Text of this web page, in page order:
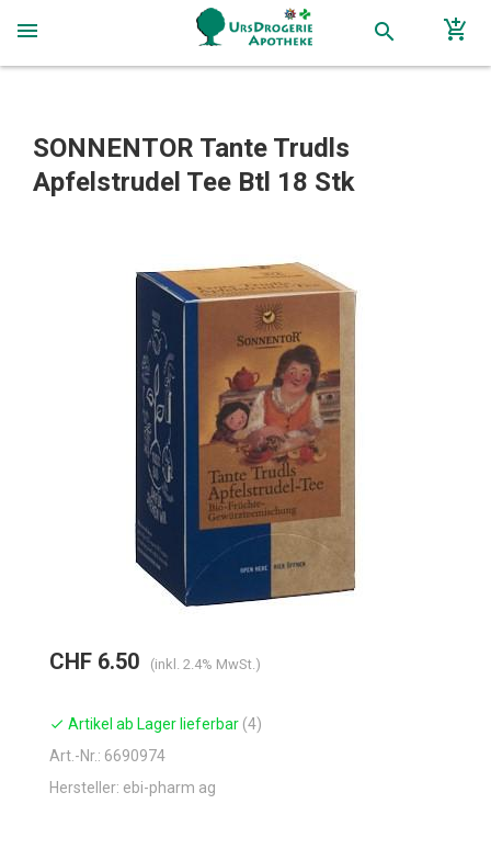
menu search add_shopping_cart
SONNENTOR Tante Trudls
Apfelstrudel Tee Btl 18 Stk
CHF 6.50 (inkl. 2.4% MwSt.)
check Artikel ab Lager lieferbar (4)
Art.-Nr.: 6690974
Hersteller: ebi-pharm ag